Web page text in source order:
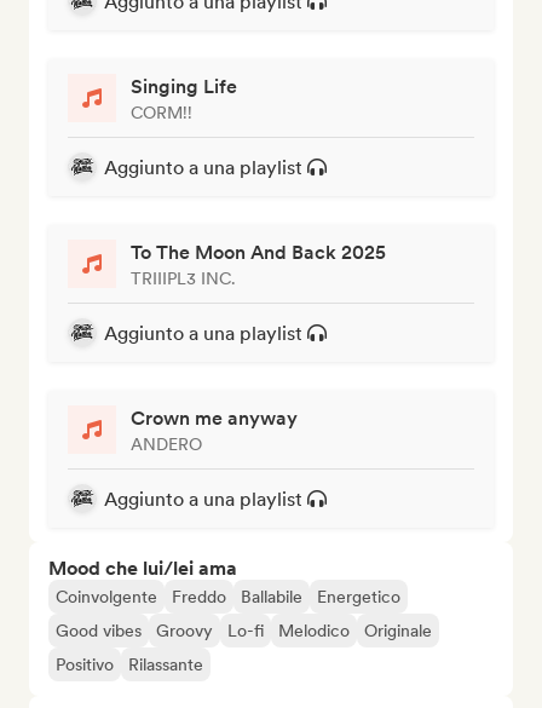
Singing Life
CORM!!
Aggiunto a una playlist
To The Moon And Back 2025
TRIIIPL3 INC.
Aggiunto a una playlist
Crown me anyway
ANDERO
Aggiunto a una playlist
Mood che lui/lei ama
Coinvolgente Freddo Ballabile
Energetico
Good vibes
Groovy Lo-fi Melodico
Originale
Positivo
Rilassante